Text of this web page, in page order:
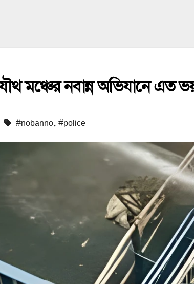
মঞ্চের নবান্ন অভিযানে এত
#nobanno, #police